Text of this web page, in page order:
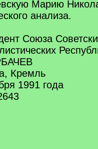
Марию
анализа.
Союза
Кремль
1991 года